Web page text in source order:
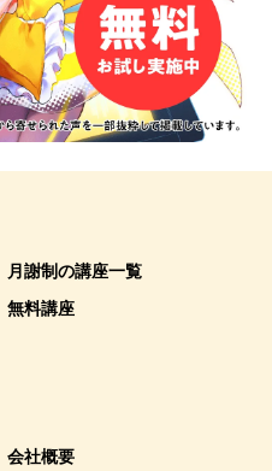
月謝制の講座一覧
無料講座
会社概要